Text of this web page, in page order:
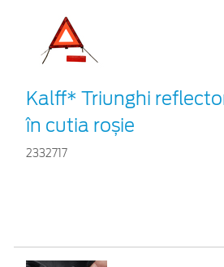
Kalff* Triunghi
în cutia roșie
2332717